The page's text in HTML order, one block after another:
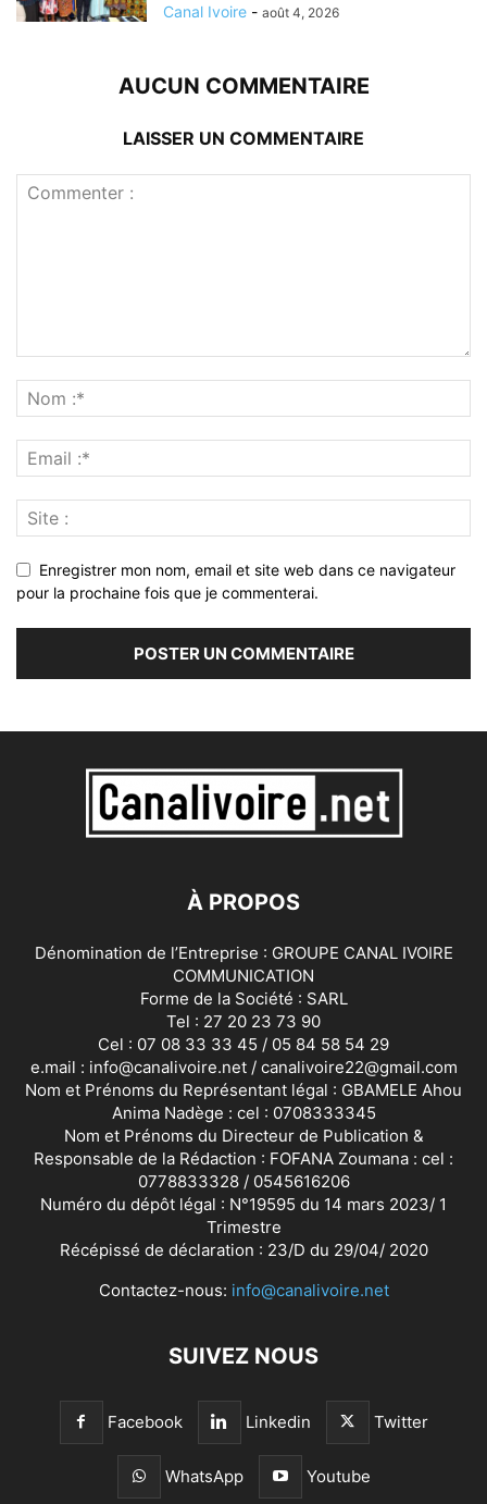
Canal Ivoire - août 4, 2026
AUCUN COMMENTAIRE
LAISSER UN COMMENTAIRE
Enregistrer mon nom, email et site web dans ce navigateur
pour la prochaine fois que je commenterai.
À PROPOS
Dénomination de l’Entreprise : GROUPE CANAL IVOIRE
COMMUNICATION
Forme de la Société : SARL
Tel : 27 20 23 73 90
Cel : 07 08 33 33 45 / 05 84 58 54 29
e.mail : info@canalivoire.net / canalivoire22@gmail.com
Nom et Prénoms du Représentant légal : GBAMELE Ahou
Anima Nadège : cel : 0708333345
Nom et Prénoms du Directeur de Publication &
Responsable de la Rédaction : FOFANA Zoumana : cel :
0778833328 / 0545616206
Numéro du dépôt légal : N°19595 du 14 mars 2023/ 1
Trimestre
Récépissé de déclaration : 23/D du 29/04/ 2020
Contactez-nous: info@canalivoire.net
SUIVEZ NOUS
Facebook Linkedin Twitter
WhatsApp Youtube